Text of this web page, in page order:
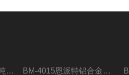
BM-6320恩派特时产2吨合金钢屑压饼机 BM-4015恩派特铝合金屑压饼机 脱油效果好